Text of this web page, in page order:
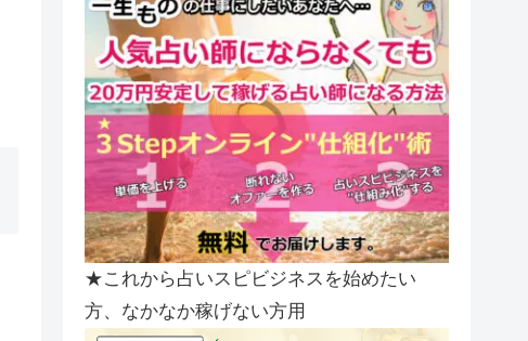
★これから占いスピビジネスを始めたい
方、なかなか稼げない方用